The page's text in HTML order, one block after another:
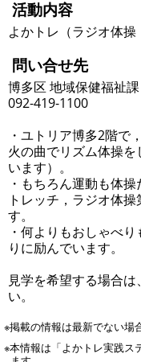
活動内容
よかトレ（ラジオ体操
問い合せ先
博多区 地域保健福祉課
092-419-1100
・ユトリア博多2階で
火の曲でリズム体操
います）。
・もちろん運動も体
トレッチ，ラジオ体
す。
・何よりもおしゃべ
りに励んでいます。
見学を希望する場合
い。
※掲載の情報は最新でない場
※本情報は「よかトレ実践ス